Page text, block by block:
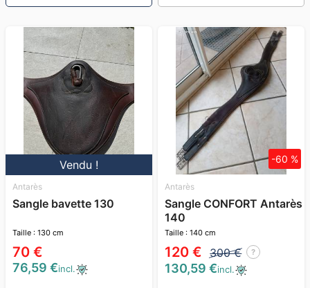
Vendu !
Antarès
Sangle bavette 130
Taille : 130 cm
70 €
76,59 €incl.
Antarès
Sangle CONFORT Antarès
140
Taille : 140 cm
120 € 300 € ?
-60 %
130,59 €incl.